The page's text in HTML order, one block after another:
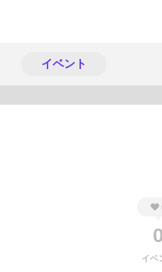
イベント
イベ